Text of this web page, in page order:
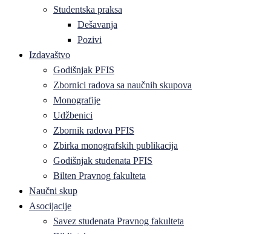
Studentska praksa
Dešavanja
Pozivi
Izdavaštvo
Godišnjak PFIS
Zbornici radova sa naučnih skupova
Monografije
Udžbenici
Zbornik radova PFIS
Zbirka monografskih publikacija
Godišnjak studenata PFIS
Bilten Pravnog fakulteta
Naučni skup
Asocijacije
Savez studenata Pravnog fakulteta